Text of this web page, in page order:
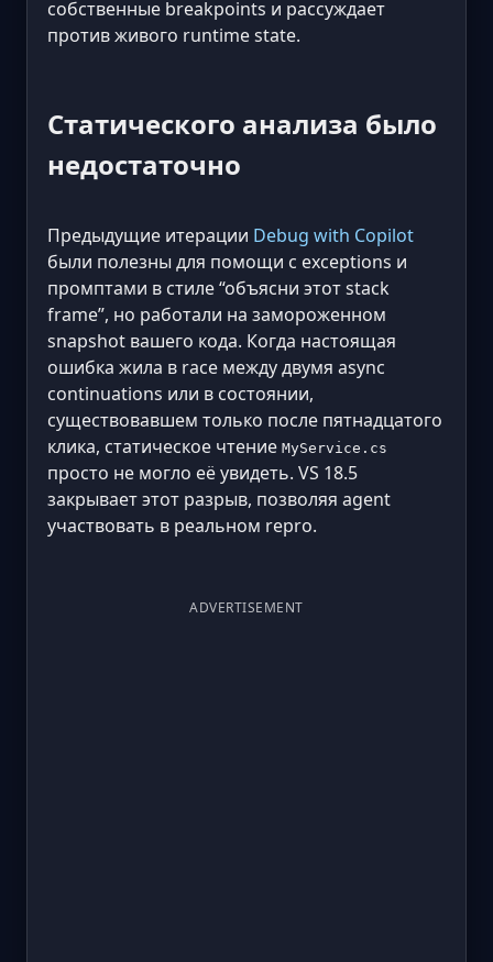
собственные breakpoints и рассуждает
против живого runtime state.
Статического анализа было
недостаточно
Предыдущие итерации Debug with Copilot
были полезны для помощи с exceptions и
промптами в стиле “объясни этот stack
frame”, но работали на замороженном
snapshot вашего кода. Когда настоящая
ошибка жила в race между двумя async
continuations или в состоянии,
существовавшем только после пятнадцатого
клика, статическое чтение MyService.cs
просто не могло её увидеть. VS 18.5
закрывает этот разрыв, позволяя agent
участвовать в реальном repro.
ADVERTISEMENT